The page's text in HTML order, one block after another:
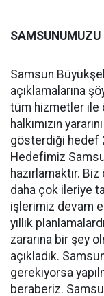
Samsun
açıklamalarına
tüm hizmetler ile
halkımızın
gösterdiği hedef
Hedefimiz
hazırlamaktır.
daha çok ileriye
işlerimiz devam
yıllık
zararına bir şey
açıkladık.
gerekiyorsa
beraberiz.